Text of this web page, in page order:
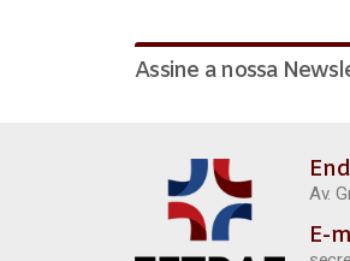
Assine a nossa
Av.
E-